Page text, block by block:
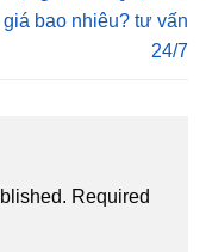
bao nhiêu? tư vấn
24/7
Required